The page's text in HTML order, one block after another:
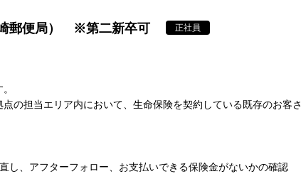
崎郵便局） ※第二新卒可
正社員
の担当エリア内において、生命保険を契約している既存のお客さ
し、アフターフォロー、お支払いできる保険金がないかの確認